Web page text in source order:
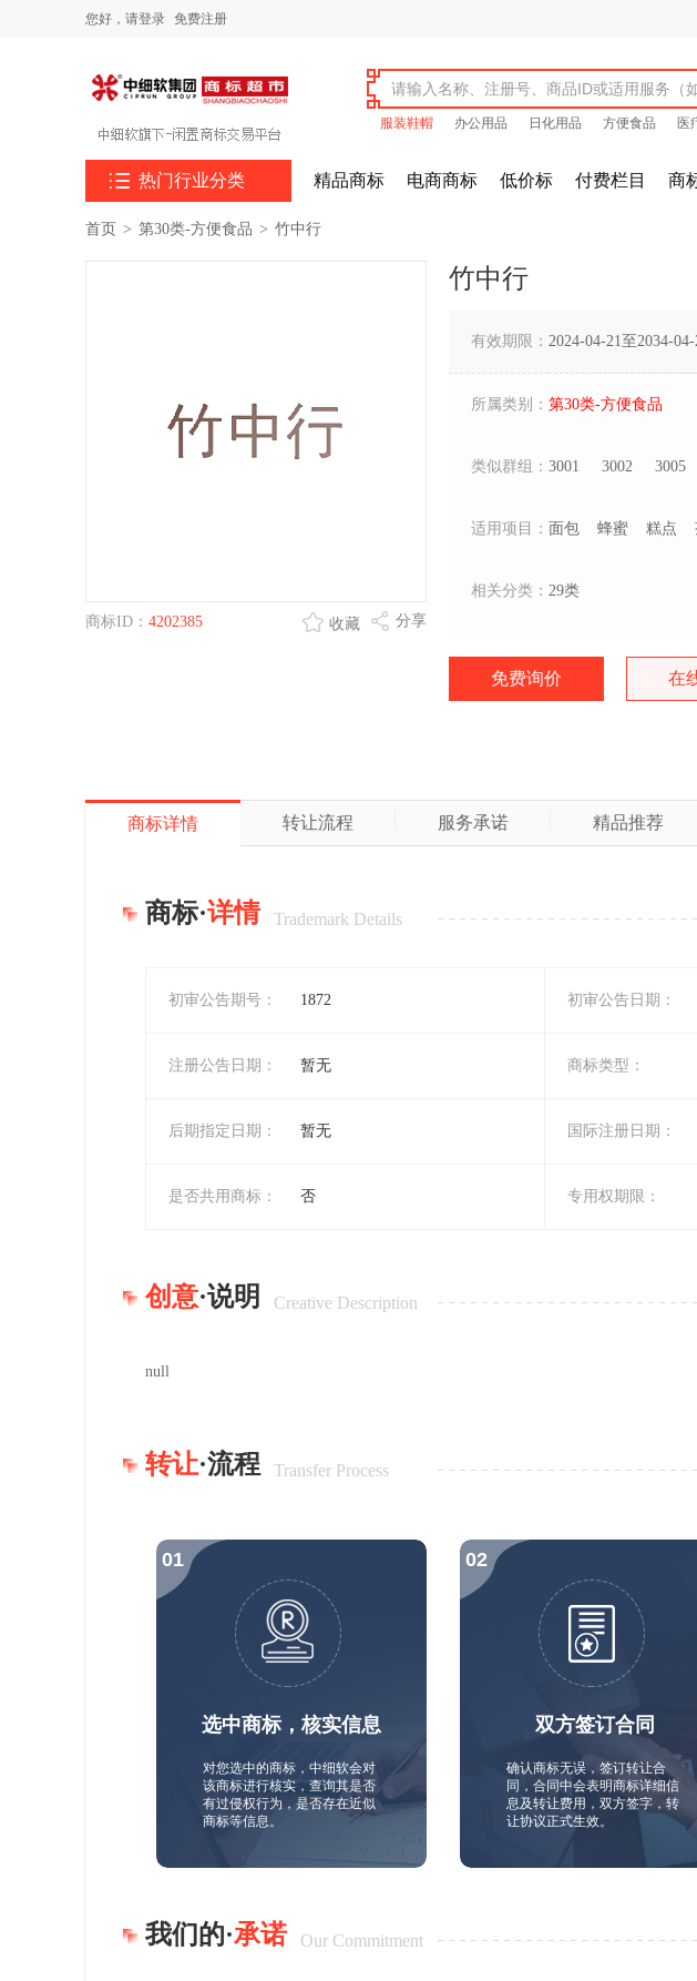
您好， 请登录 免费注册
服装鞋帽 办公用品 日化用品 方便食品 医
 热门行业分类 精品商标 电商商标 低价标 付费栏目 商
首页 > 第30类-方便食品 > 竹中行
商标ID： 4202385 分享
收藏
竹中行
有效期限： 2024-04-21至2034-04-
所属类别： 第30类-方便食品
类似群组： 3001 3002 3005
适用项目： 面包 蜂蜜 糕点
相关分类： 29类
免费询价 在
商标详情 转让流程 服务承诺 精品推荐
商标·详情 Trademark Details
初审公告期号： 1872 初审公告日期：
注册公告日期： 暂无 商标类型：
后期指定日期： 暂无 国际注册日期：
是否共用商标： 否 专用权期限：
创意·说明 Creative Description
null
转让·流程 Transfer Process
选中商标，核实信息
对您选中的商标，中细软会对
该商标进行核实，查询其是否
有过侵权行为，是否存在近似
商标等信息。
双方签订合同
确认商标无误，签订转让合
同，合同中会表明商标详细信
息及转让费用，双方签字，转
让协议正式生效。
我们的·承诺 Our Commitment